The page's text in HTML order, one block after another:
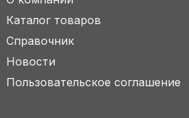
Каталог товаров
Справочник
Новости
Пользовательское соглашение